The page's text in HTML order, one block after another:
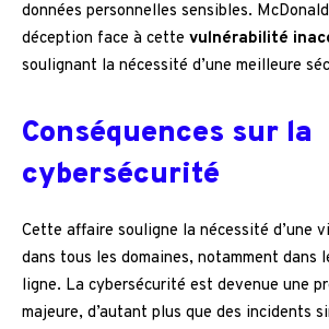
données personnelles sensibles.
déception face à cette vulnérabilité
soulignant la nécessité d’une meilleure
Conséquences sur la
cybersécurité
Cette affaire souligne la nécessité d’une
dans tous les domaines, notamment dans
ligne. La cybersécurité est devenue une
majeure, d’autant plus que des incidents